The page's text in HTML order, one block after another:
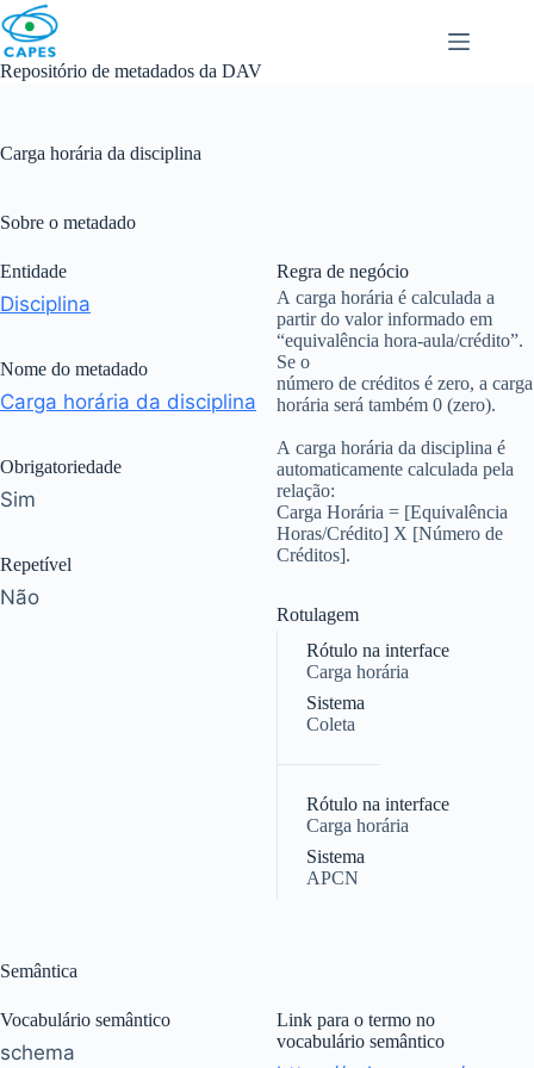
Skip
to
content
Repositório de metadados da DAV
Carga horária da disciplina
Sobre o metadado
Entidade
Disciplina
Nome do metadado
Carga horária da disciplina
Obrigatoriedade
Sim
Repetível
Não
Regra de negócio
A carga horária é calculada a
partir do valor informado em
“equivalência hora-aula/crédito”.
Se o
número de créditos é zero, a carga
horária será também 0 (zero).
A carga horária da disciplina é
automaticamente calculada pela
relação:
Carga Horária = [Equivalência
Horas/Crédito] X [Número de
Créditos].
Rotulagem
Rótulo na interface
Carga horária
Sistema
Coleta
Rótulo na interface
Carga horária
Sistema
APCN
Semântica
Vocabulário semântico
schema
Link para o termo no
vocabulário semântico